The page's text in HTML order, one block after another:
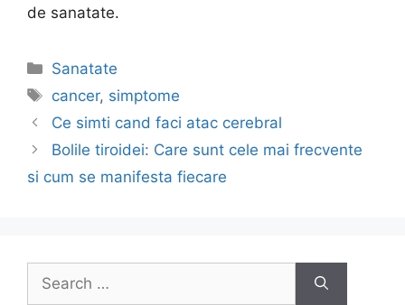
de sanatate.
Categories
Sanatate
Tags
cancer, simptome
Post
navigation
Ce simti cand faci atac cerebral
Bolile tiroidei: Care sunt cele mai frecvente
si cum se manifesta fiecare
for: